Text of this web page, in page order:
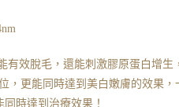
有效脫毛，還能刺激膠原蛋白增生
，更能同時達到美白嫩膚的效果，
時達到治療效果！